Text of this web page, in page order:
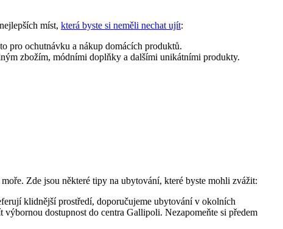
míst, která byste si neměli nechat ujít:
pro ochutnávku a nákup domácích produktů.
zbožím, módními doplňky a dalšími unikátními produkty.
Zde jsou některé tipy na ubytování, které byste mohli zvážit:
klidnější prostředí, doporučujeme ubytování v okolních
dostupnost do centra Gallipoli. Nezapomeňte si předem